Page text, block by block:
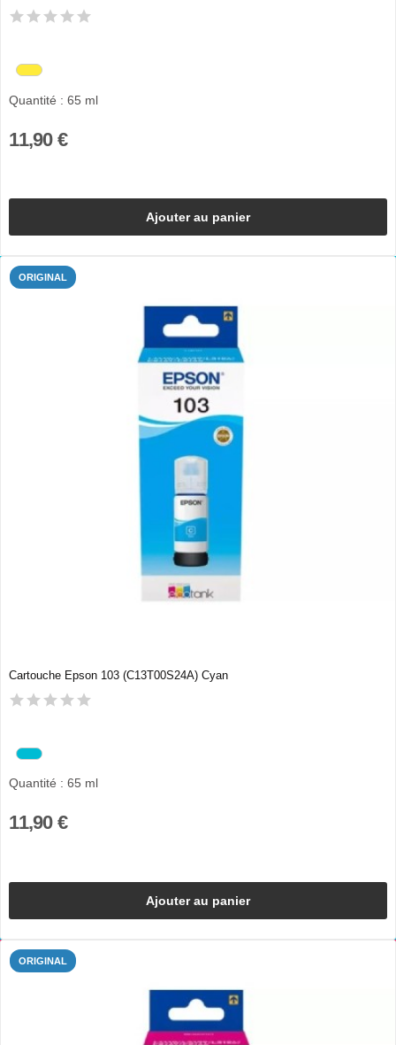
Quantité : 65 ml
11,90 €
Ajouter au panier
ORIGINAL
Cartouche Epson 103 (C13T00S24A) Cyan
Quantité : 65 ml
11,90 €
Ajouter au panier
ORIGINAL